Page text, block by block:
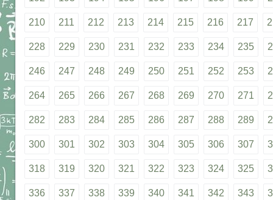
210 211 212 213 214 215 216 217
228 229 230 231 232 233 234 235
246 247 248 249 250 251 252 253
264 265 266 267 268 269 270 271
282 283 284 285 286 287 288 289
300 301 302 303 304 305 306 307
318 319 320 321 322 323 324 325
336 337 338 339 340 341 342 343